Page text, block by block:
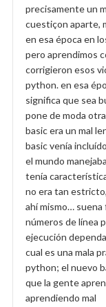
precisamente un
cuestiçon aparte,
en esa época en
pero aprendimos
corrigieron esos
python. en esa
significa que sea
pone de moda
basic era un mal
basic venía
el mundo
tenía
no era tan
ahí mismo… suena
números de línea
ejecución
cual es una mala
python; el nuevo
que la gente
aprendiendo mal